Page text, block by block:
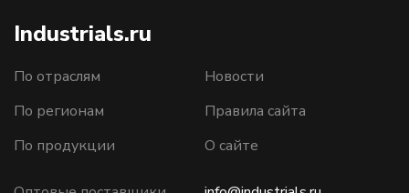
Industrials.ru
По отраслям
По регионам
По продукции
Новости
Правила сайта
О сайте